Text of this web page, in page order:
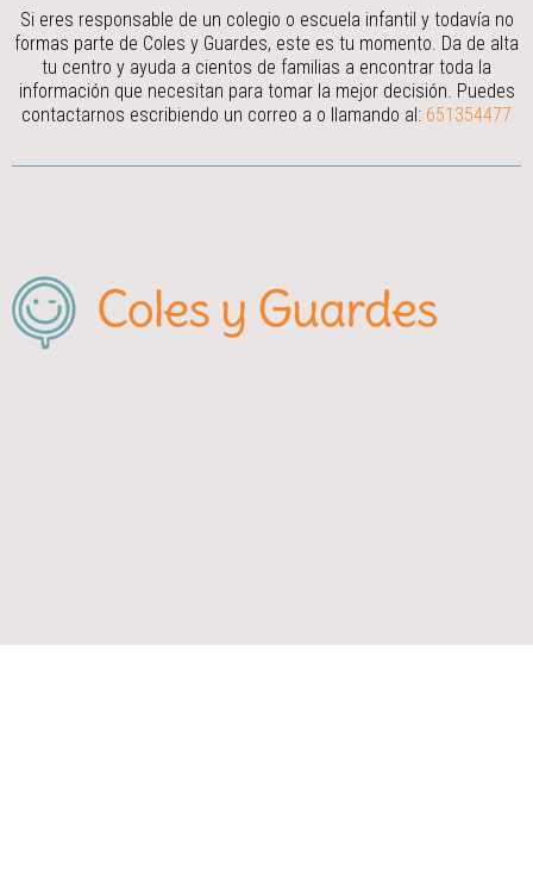
Si eres responsable de un colegio o escuela infantil y todavía no
formas parte de Coles y Guardes, este es tu momento. Da de alta
tu centro y ayuda a cientos de familias a encontrar toda la
información que necesitan para tomar la mejor decisión. Puedes
contactarnos escribiendo un correo a o llamando al: 651354477